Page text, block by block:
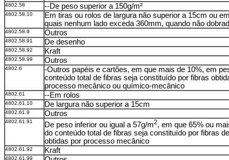
4802.58 --De peso superior a 150g/m²
4802.58.10
Em tiras ou rolos de largura não superior a 15cm ou
quais nenhum lado exceda 360mm, quando não
4802.58.9 Outros
4802.58.91 De desenho
4802.58.92 Kraft
4802.58.99 Outros
4802.6
-Outros papéis e cartões, em que mais de 10%, em
conteúdo total de fibras seja constituído por fibras
processo mecânico ou químico-mecânico
4802.61 --Em rolos
4802.61.10 De largura não superior a 15cm
4802.61.9 Outros
4802.61.91 De peso inferior ou igual a 57g/m2, em que 65% ou
do conteúdo total de fibras seja constituído por fibras
obtidas por processo mecânico
4802.61.92 Kraft
4802.61.99